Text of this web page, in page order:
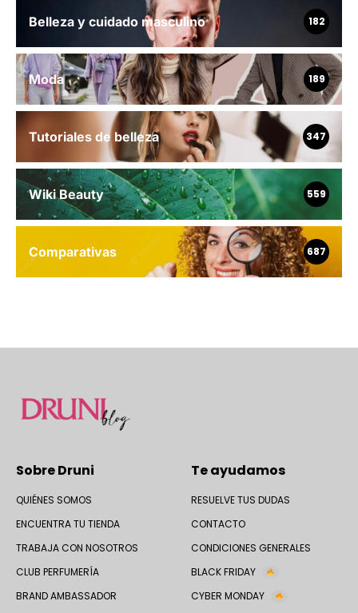
Belleza y cuidado masculino 182
Moda 189
Tutoriales de belleza 347
Wiki Beauty 559
Comparativas 687
Sobre Druni
QUIÉNES SOMOS
ENCUENTRA TU TIENDA
TRABAJA CON NOSOTROS
CLUB PERFUMERÍA
BRAND AMBASSADOR
Te ayudamos
RESUELVE TUS DUDAS
CONTACTO
CONDICIONES GENERALES
BLACK FRIDAY
CYBER MONDAY